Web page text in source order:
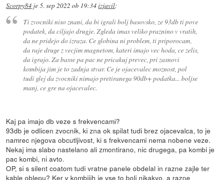
Scorpy84 je5. sep 2022 ob 19:34izjavil:
Ti zvocniki niso znani, da bi igrali bolj basovsko, ze 93db ti pove
podatek, da ciljajo drugje. Zgleda imas veliko praznino v vratih,
da ne pridejo do izraza. Ce globina ni problem, ti priporocam,
da raje druge z vecjim magnetom, kateri imajo vec hoda, ce zelis,
da igrajo. Za basse pa pac ne pricakuj prevec, pri zasnovi
kombija jim je to zadnja stvar. Ce je ojacevalec moznost, pol
tudi glej da zvocniki nimajo pretiranega 90db+ podatka... boljse
manj, ce gre na ojacevalec.
Kaj pa imajo db veze s frekvencami?
93db je odlicen zvocnik, ki zna ok spilat tudi brez ojacevalca, to je
namrec njegova obcutljivost, ki s frekvencami nema nobene veze.
Nekaj ima slabo nastelano ali zmontirano, nic drugega, pa kombi je
pac kombi, ni avto.
OP, si s silent coatom tudi vratne panele obdelal in razne zajle ter
kable oblepu? Ker v kombijih je vse to bolj nikakvo, a razne